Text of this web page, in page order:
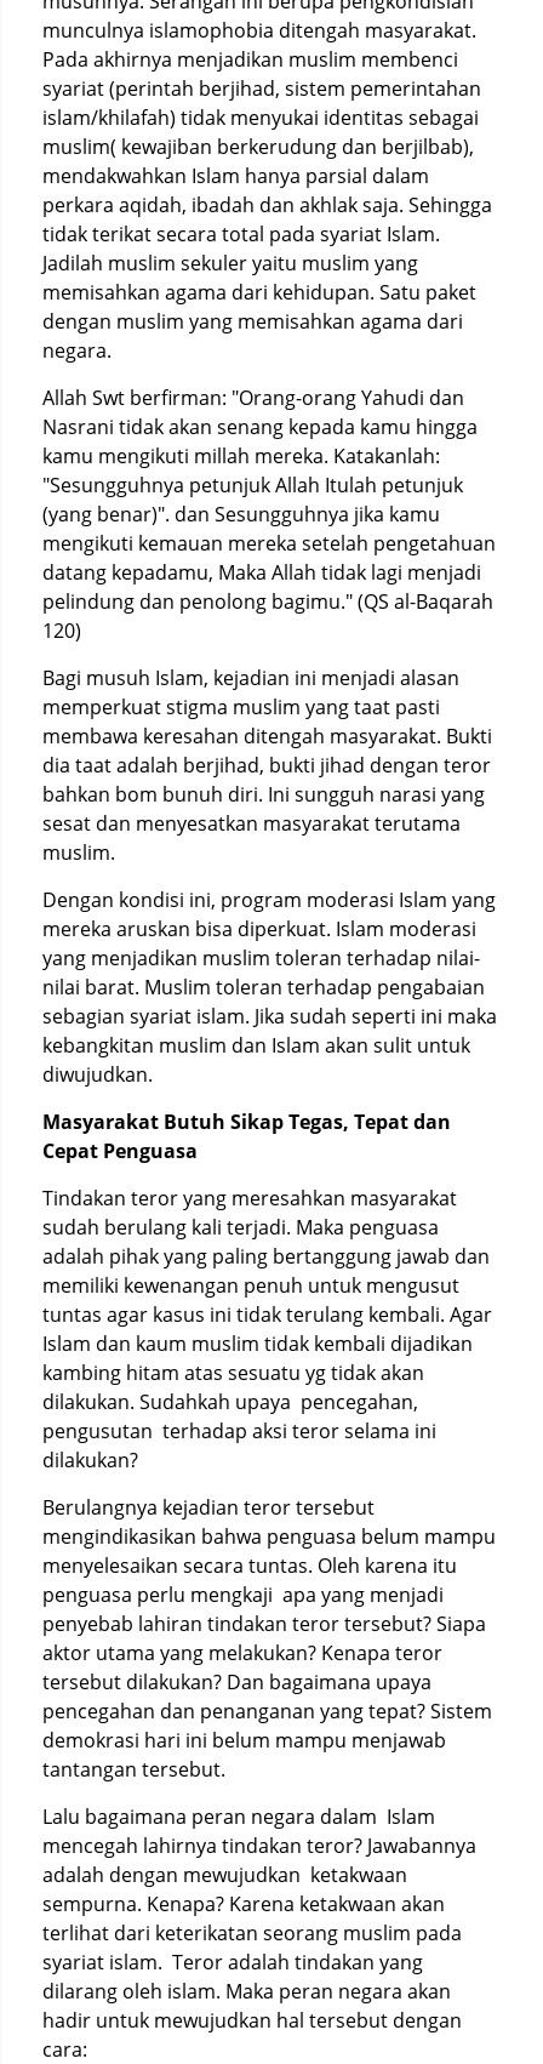
munculnya islamophobia ditengah masyarakat.
Pada akhirnya menjadikan muslim membenci
syariat (perintah berjihad, sistem pemerintahan
islam/khilafah) tidak menyukai identitas sebagai
muslim( kewajiban berkerudung dan berjilbab),
mendakwahkan Islam hanya parsial dalam
perkara aqidah, ibadah dan akhlak saja. Sehingga
tidak terikat secara total pada syariat Islam.
Jadilah muslim sekuler yaitu muslim yang
memisahkan agama dari kehidupan. Satu paket
dengan muslim yang memisahkan agama dari
negara.
Allah Swt berfirman: "Orang-orang Yahudi dan
Nasrani tidak akan senang kepada kamu hingga
kamu mengikuti millah mereka. Katakanlah:
"Sesungguhnya petunjuk Allah Itulah petunjuk
(yang benar)". dan Sesungguhnya jika kamu
mengikuti kemauan mereka setelah pengetahuan
datang kepadamu, Maka Allah tidak lagi menjadi
pelindung dan penolong bagimu." (QS al-Baqarah
120)
Bagi musuh Islam, kejadian ini menjadi alasan
memperkuat stigma muslim yang taat pasti
membawa keresahan ditengah masyarakat. Bukti
dia taat adalah berjihad, bukti jihad dengan teror
bahkan bom bunuh diri. Ini sungguh narasi yang
sesat dan menyesatkan masyarakat terutama
muslim.
Dengan kondisi ini, program moderasi Islam yang
mereka aruskan bisa diperkuat. Islam moderasi
yang menjadikan muslim toleran terhadap nilai-
nilai barat. Muslim toleran terhadap pengabaian
sebagian syariat islam. Jika sudah seperti ini maka
kebangkitan muslim dan Islam akan sulit untuk
diwujudkan.
Masyarakat Butuh Sikap Tegas, Tepat dan
Cepat Penguasa
Tindakan teror yang meresahkan masyarakat
sudah berulang kali terjadi. Maka penguasa
adalah pihak yang paling bertanggung jawab dan
memiliki kewenangan penuh untuk mengusut
tuntas agar kasus ini tidak terulang kembali. Agar
Islam dan kaum muslim tidak kembali dijadikan
kambing hitam atas sesuatu yg tidak akan
dilakukan. Sudahkah upaya pencegahan,
pengusutan terhadap aksi teror selama ini
dilakukan?
Berulangnya kejadian teror tersebut
mengindikasikan bahwa penguasa belum mampu
menyelesaikan secara tuntas. Oleh karena itu
penguasa perlu mengkaji apa yang menjadi
penyebab lahiran tindakan teror tersebut? Siapa
aktor utama yang melakukan? Kenapa teror
tersebut dilakukan? Dan bagaimana upaya
pencegahan dan penanganan yang tepat? Sistem
demokrasi hari ini belum mampu menjawab
tantangan tersebut.
Lalu bagaimana peran negara dalam Islam
mencegah lahirnya tindakan teror? Jawabannya
adalah dengan mewujudkan ketakwaan
sempurna. Kenapa? Karena ketakwaan akan
terlihat dari keterikatan seorang muslim pada
syariat islam. Teror adalah tindakan yang
dilarang oleh islam. Maka peran negara akan
hadir untuk mewujudkan hal tersebut dengan
cara: